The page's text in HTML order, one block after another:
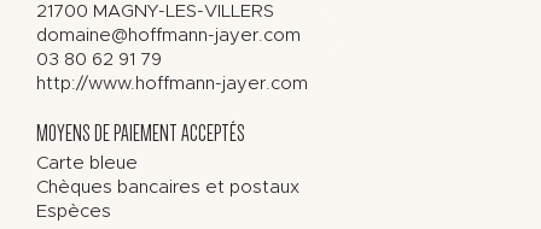
21700 MAGNY-LES-VILLERS
domaine@hoffmann-jayer.com
03 80 62 91 79
http://www.hoffmann-jayer.com
MOYENS DE PAIEMENT ACCEPTÉS
Carte bleue
Chèques bancaires et postaux
Espèces